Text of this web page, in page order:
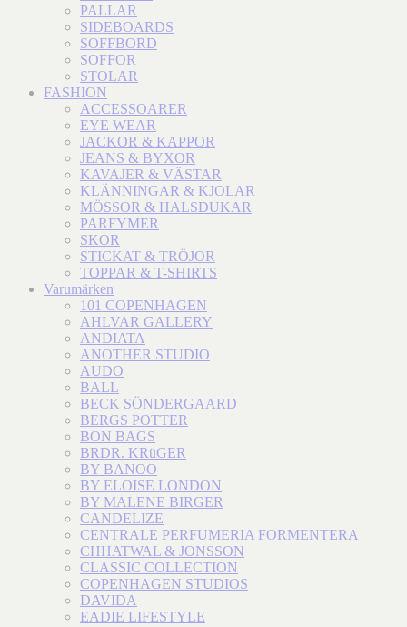
PALLAR
SIDEBOARDS
SOFFBORD
SOFFOR
STOLAR
FASHION
ACCESSOARER
EYE WEAR
JACKOR & KAPPOR
JEANS & BYXOR
KAVAJER & VÄSTAR
KLÄNNINGAR & KJOLAR
MÖSSOR & HALSDUKAR
PARFYMER
SKOR
STICKAT & TRÖJOR
TOPPAR & T-SHIRTS
Varumärken
101 COPENHAGEN
AHLVAR GALLERY
ANDIATA
ANOTHER STUDIO
AUDO
BALL
BECK SÖNDERGAARD
BERGS POTTER
BON BAGS
BRDR. KRüGER
BY BANOO
BY ELOISE LONDON
BY MALENE BIRGER
CANDELIZE
CENTRALE PERFUMERIA FORMENTERA
CHHATWAL & JONSSON
CLASSIC COLLECTION
COPENHAGEN STUDIOS
DAVIDA
EADIE LIFESTYLE